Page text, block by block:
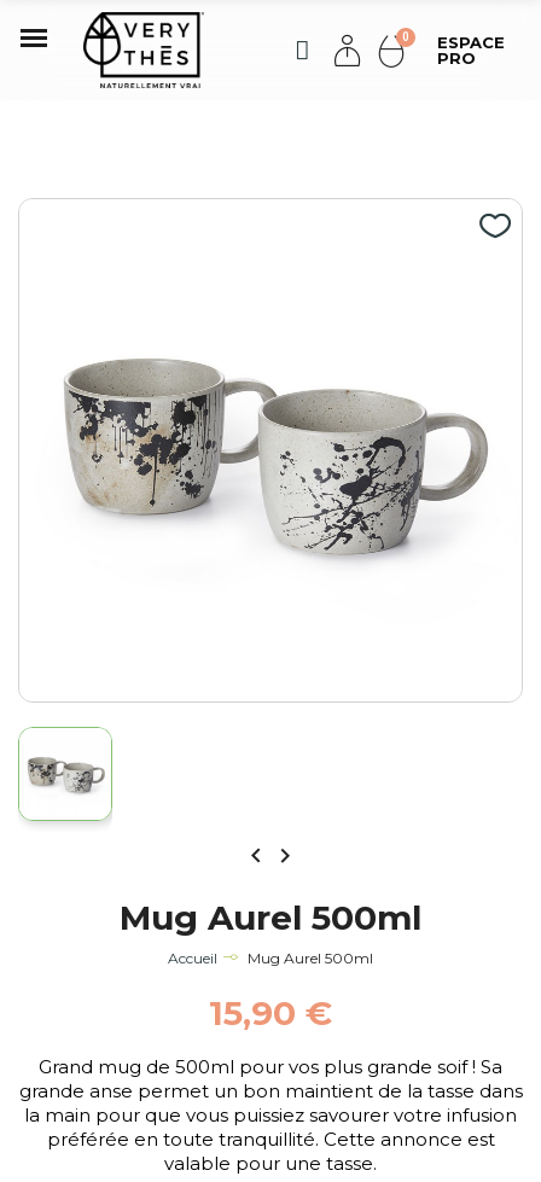
ESPACE
PRO
 
Mug Aurel 500ml
Accueil Mug Aurel 500ml
15,90 €
Grand mug de 500ml pour vos plus grande soif ! Sa
grande anse permet un bon maintient de la tasse dans
la main pour que vous puissiez savourer votre infusion
préférée en toute tranquillité. Cette annonce est
valable pour une tasse.